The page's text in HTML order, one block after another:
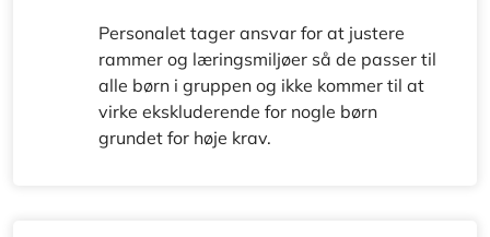
Personalet tager ansvar for at justere
rammer og læringsmiljøer så de passer til
alle børn i gruppen og ikke kommer til at
virke ekskluderende for nogle børn
grundet for høje krav.